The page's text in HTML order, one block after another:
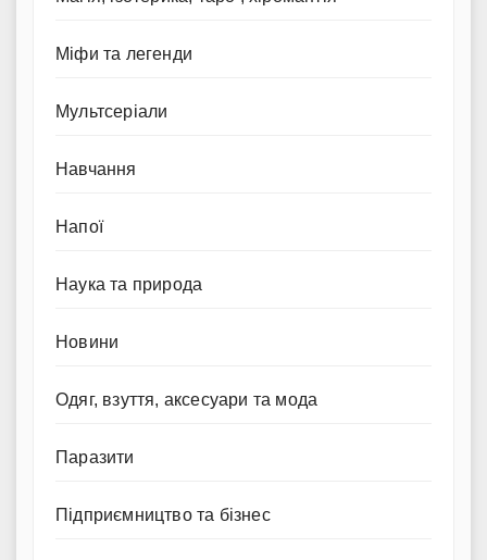
Міфи та легенди
Мультсеріали
Навчання
Напої
Наука та природа
Новини
Одяг, взуття, аксесуари та мода
Паразити
Підприємництво та бізнес